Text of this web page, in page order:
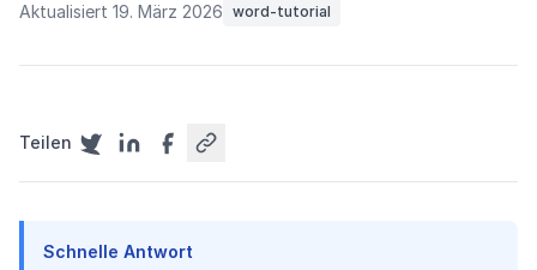
Aktualisiert 19. März 2026 word-tutorial
Teilen
Schnelle Antwort